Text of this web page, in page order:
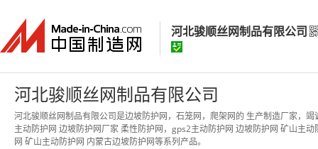
河北骏顺丝网制品有限公司
河北骏顺丝网制品有限公司
经营模式：生产制造
所在地区： 河北省 衡水市
认证信息：
河北骏顺丝网制品有限公司
河北骏顺丝网制品有限公司是边坡防护网，石笼网，爬架网的 生产制造厂家，
主动防护网 边坡防护网厂家 柔性防护网，gps2主动防护网 边坡防护网 矿山主
网 矿山主动防护网 内蒙古边坡防护网等系列产品。